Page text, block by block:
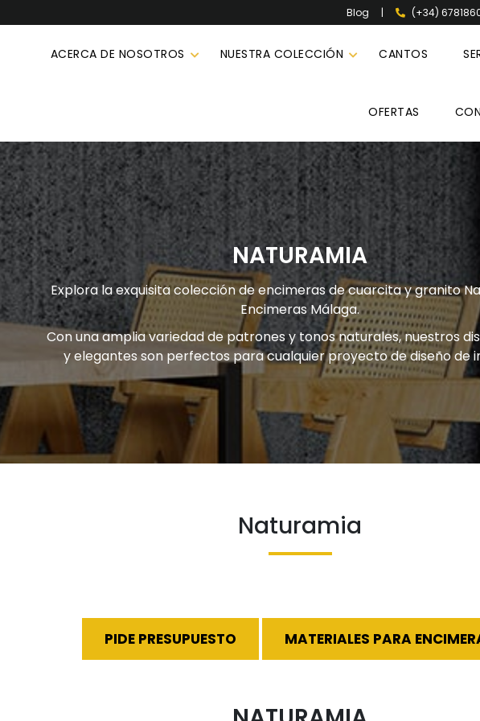
Blog | (+34)
ACERCA DE NOSOTROS NUESTRA COLECCIÓN CANTOS
OFERTAS
NATURAMIA
Explora la exquisita colección de encimeras de cuarcita y granito
Encimeras Málaga.
Con una amplia variedad de patrones y tonos naturales, nuestros
y elegantes son perfectos para cualquier proyecto de diseño de
Naturamia
PIDE PRESUPUESTO MATERIALES PARA